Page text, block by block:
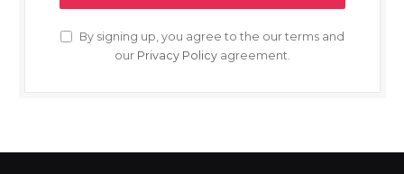
By signing up, you agree to the our terms and
our Privacy Policy agreement.